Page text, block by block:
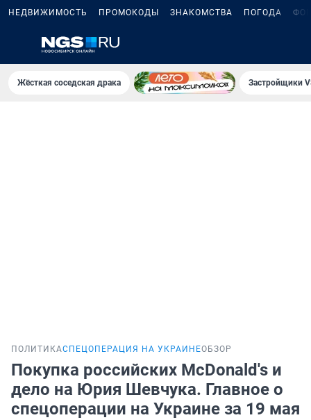
НЕДВИЖИМОСТЬ ПРОМОКОДЫ ЗНАКОМСТВА ПОГОДА
Жёсткая соседская драка Застройщики
ПОЛИТИКАСПЕЦОПЕРАЦИЯ НА УКРАИНЕОБЗОР
Покупка российских McDonald's и
дело на Юрия Шевчука. Главное о
спецоперации на Украине за 19 мая